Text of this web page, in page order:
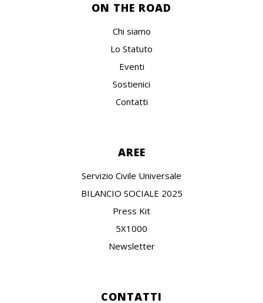
ON THE ROAD
Chi siamo
Lo Statuto
Eventi
Sostienici
Contatti
AREE
Servizio Civile Universale
BILANCIO SOCIALE 2025
Press Kit
5X1000
Newsletter
CONTATTI